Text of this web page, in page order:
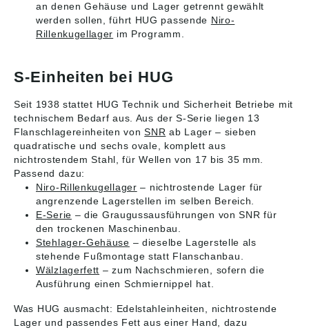
an denen Gehäuse und Lager getrennt gewählt
werden sollen, führt HUG passende Niro-
Rillenkugellager im Programm.
S-Einheiten bei HUG
Seit 1938 stattet HUG Technik und Sicherheit Betriebe mit
technischem Bedarf aus. Aus der S-Serie liegen 13
Flanschlagereinheiten vonSNR ab Lager – sieben
quadratische und sechs ovale, komplett aus
nichtrostendem Stahl, für Wellen von 17 bis 35 mm.
Passend dazu:
Niro-Rillenkugellager – nichtrostende Lager für
angrenzende Lagerstellen im selben Bereich.
E-Serie – die Graugussausführungen von SNR für
den trockenen Maschinenbau.
Stehlager-Gehäuse – dieselbe Lagerstelle als
stehende Fußmontage statt Flanschanbau.
Wälzlagerfett – zum Nachschmieren, sofern die
Ausführung einen Schmiernippel hat.
Was HUG ausmacht: Edelstahleinheiten, nichtrostende
Lager und passendes Fett aus einer Hand, dazu